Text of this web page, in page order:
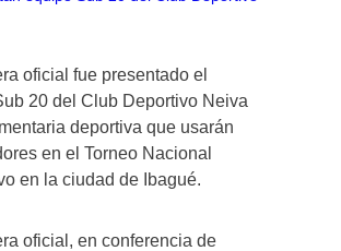
oficial fue presentado el
20 del Club Deportivo Neiva
deportiva que usarán
en el Torneo Nacional
en la ciudad de Ibagué.
oficial, en conferencia de